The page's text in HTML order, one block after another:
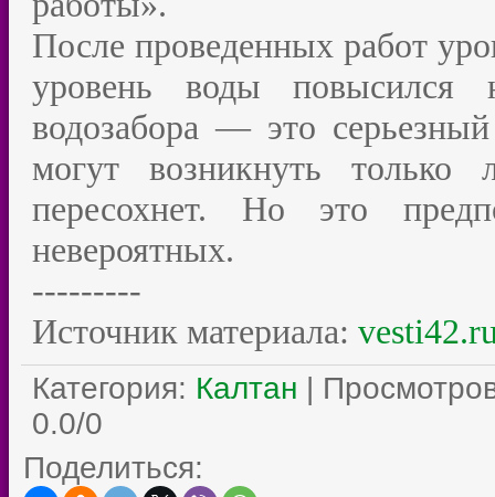
После проведенных работ
уровень воды повысился
водозабора — это
могут возникнуть
пересохнет. Но это
невероятных.
---------
Источник материала:
Категория: Калтан |
0.0/0
Поделиться: